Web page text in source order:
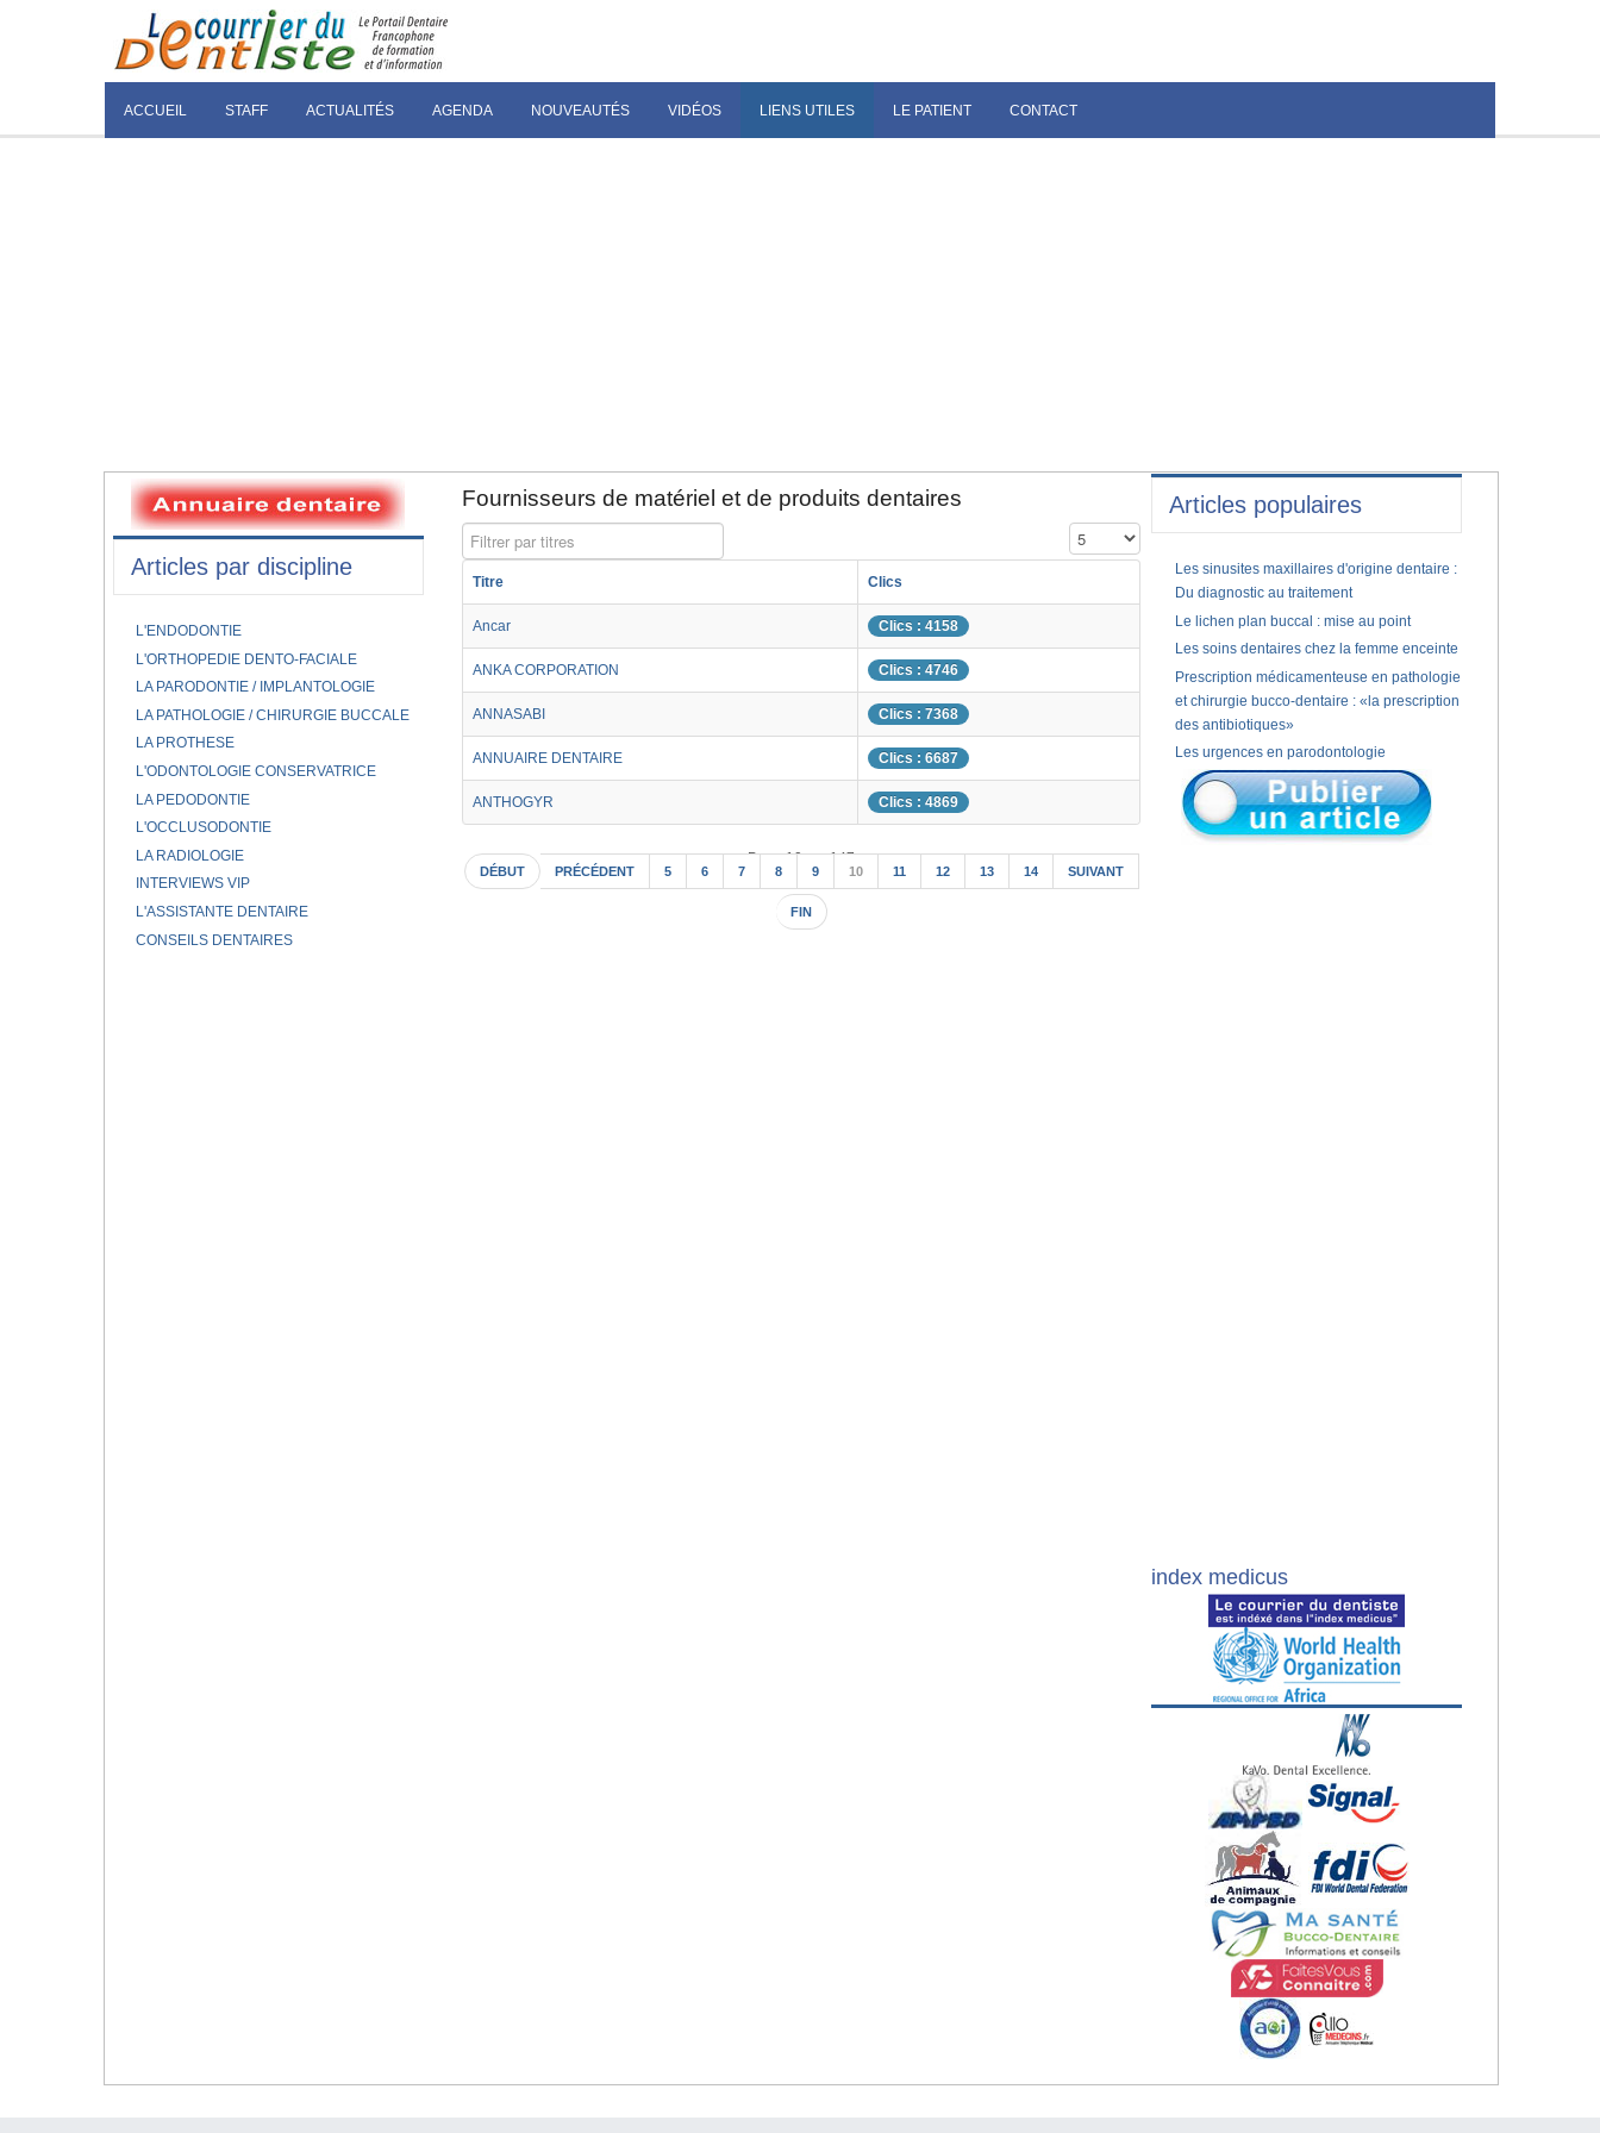
ACCUEIL STAFF ACTUALITÉS AGENDA NOUVEAUTÉS VIDÉOS LIENS UTILES LE PATIENT CONTACT
Fournisseurs de matériel et de produits dentaires
Filtrer par titres Affichage #
Titre Clics
Ancar Clics : 4158
ANKA CORPORATION Clics : 4746
ANNASABI Clics : 7368
ANNUAIRE DENTAIRE Clics : 6687
ANTHOGYR Clics : 4869
Page 10 sur 147
DÉBUT PRÉCÉDENT 5 6 7 8 9 10 11 12 13 14 SUIVANT
FIN
Articles par discipline
L'ENDODONTIE
L'ORTHOPEDIE DENTO-FACIALE
LA PARODONTIE / IMPLANTOLOGIE
LA PATHOLOGIE / CHIRURGIE BUCCALE
LA PROTHESE
L'ODONTOLOGIE CONSERVATRICE
LA PEDODONTIE
L'OCCLUSODONTIE
LA RADIOLOGIE
INTERVIEWS VIP
L'ASSISTANTE DENTAIRE
CONSEILS DENTAIRES
Articles populaires
Les sinusites maxillaires d'origine dentaire :
Du diagnostic au traitement
Le lichen plan buccal : mise au point
Les soins dentaires chez la femme enceinte
Prescription médicamenteuse en pathologie
et chirurgie bucco-dentaire : «la prescription
des antibiotiques»
Les urgences en parodontologie
index medicus